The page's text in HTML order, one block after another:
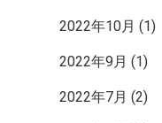
2022年10月 (1)
2022年9月 (1)
2022年7月 (2)